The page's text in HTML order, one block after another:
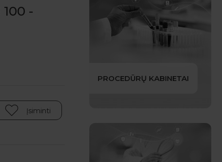
-
Įsiminti
PROCEDŪRŲ KABINETAI